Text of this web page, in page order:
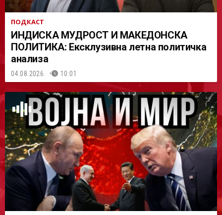
ПОДКАСТ
ИНДИСКА МУДРОСТ И МАКЕДОНСКА
ПОЛИТИКА: Ексклузивна летна политичка
анализа
04.08.2026. 10:01